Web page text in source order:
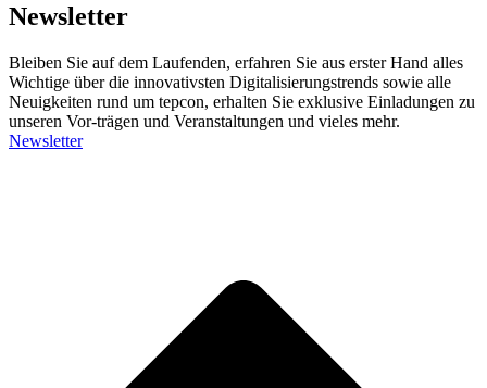
Newsletter
Bleiben Sie auf dem Laufenden, erfahren Sie aus erster Hand alles
Wichtige über die innovativsten Digitalisierungstrends sowie alle
Neuigkeiten rund um tepcon, erhalten Sie exklusive Einladungen zu
unseren Vor-trägen und Veranstaltungen und vieles mehr.
Newsletter